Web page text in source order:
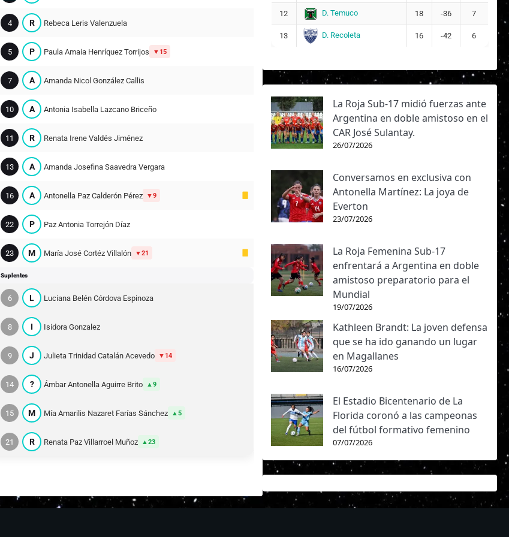
4 R Rebeca Leris Valenzuela
5 P Paula Amaia Henríquez Torrijos 15
7 A Amanda Nicol González Callis
10 A Antonia Isabella Lazcano Briceño
11 R Renata Irene Valdés Jiménez
13 A Amanda Josefina Saavedra Vergara
16 A Antonella Paz Calderón Pérez 9
22 P Paz Antonia Torrejón Díaz
23 M María José Cortéz Villalón 21
Suplentes
6 L Luciana Belén Córdova Espinoza
8 I Isidora Gonzalez
9 J Julieta Trinidad Catalán Acevedo 14
14 ? Ámbar Antonella Aguirre Brito 9
15 M Mía Amarilis Nazaret Farías Sánchez 5
21 R Renata Paz Villarroel Muñoz 23
12 D. Temuco 18 -36 7
13 D. Recoleta 16 -42 6
La Roja Sub-17 midió fuerzas ante
Argentina en doble amistoso en el
CAR José Sulantay.
26/07/2026
Conversamos en exclusiva con
Antonella Martínez: La joya de
Everton
23/07/2026
La Roja Femenina Sub-17
enfrentará a Argentina en doble
amistoso preparatorio para el
Mundial
19/07/2026
Kathleen Brandt: La joven defensa
que se ha ido ganando un lugar
en Magallanes
16/07/2026
El Estadio Bicentenario de La
Florida coronó a las campeonas
del fútbol formativo femenino
07/07/2026